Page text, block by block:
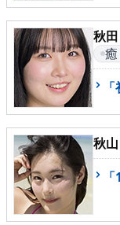
秋
秋